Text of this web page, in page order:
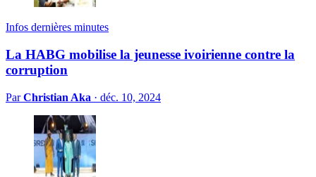
Infos dernières minutes
La HABG mobilise la jeunesse ivoirienne contre la
corruption
ParChristian Aka · déc. 10, 2024